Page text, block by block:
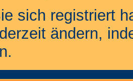
sich registriert
ändern,